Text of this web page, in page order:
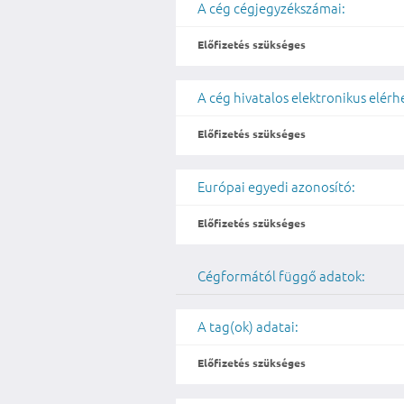
A cég cégjegyzékszámai:
Előfizetés szükséges
A cég hivatalos elektronikus
Előfizetés szükséges
Európai egyedi azonosító:
Előfizetés szükséges
Cégformától függő adatok:
A tag(ok) adatai:
Előfizetés szükséges